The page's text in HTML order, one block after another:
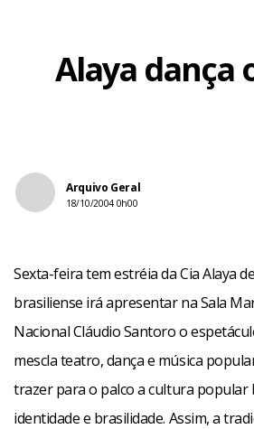
Alaya dança
Arquivo Geral
18/10/2004 0h00
Sexta-feira tem estréia da Cia Alaya
brasiliense irá apresentar na Sala
Nacional Cláudio Santoro o
mescla teatro, dança e música
trazer para o palco a cultura popular
identidade e brasilidade. Assim, a